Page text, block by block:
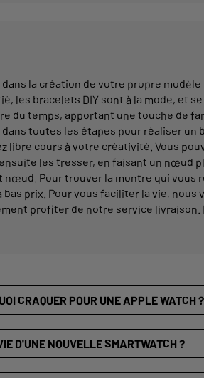
la création de votre propre
les bracelets DIY sont à la mode, et
du temps, apportant une touche de
toutes les étapes pour réaliser un
libre cours à votre créativité. Vous
les tresser, en faisant un nœud
nœud. Pour trouver la montre qui vous
prix. Pour vous faciliter la vie, nous
profiter de notre service livraison.
CRAQUER POUR UNE APPLE WATCH ?
D'UNE NOUVELLE SMARTWATCH ?